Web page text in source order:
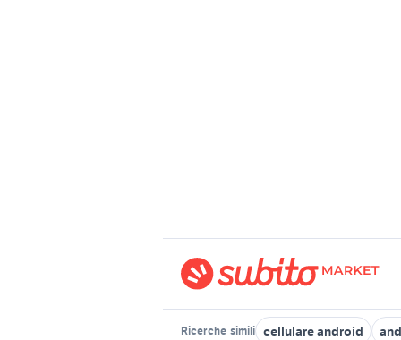
Ricerche simili cellulare android